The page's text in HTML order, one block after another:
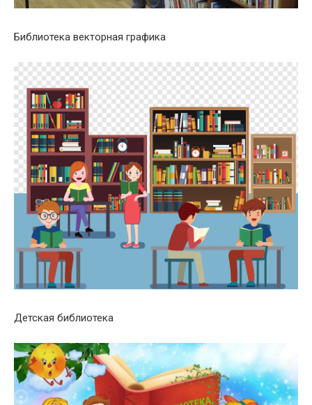
Библиотека векторная графика
Детская библиотека